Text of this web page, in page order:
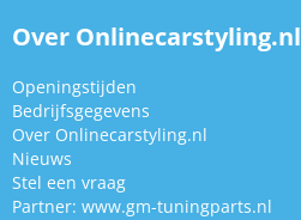
Over Onlinecarstyling.nl
Openingstijden
Bedrijfsgegevens
Over Onlinecarstyling.nl
Nieuws
Stel een vraag
Partner: www.gm-tuningparts.nl